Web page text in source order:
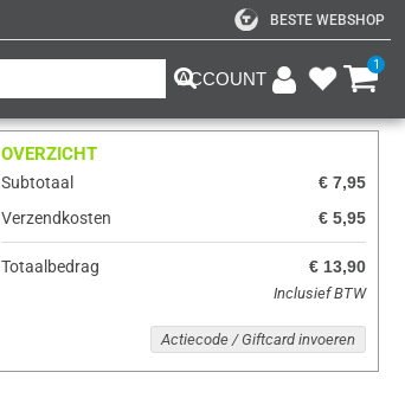
BESTE WEBSHOP
ACCOUNT
1
OVERZICHT
Subtotaal
€ 7,95
Verzendkosten
€ 5,95
Totaalbedrag € 13,90
Inclusief BTW
Actiecode / Giftcard invoeren